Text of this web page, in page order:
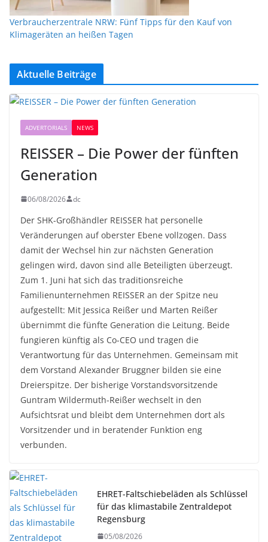
Verbraucherzentrale NRW: Fünf Tipps für den Kauf von
Klimageräten an heißen Tagen
Aktuelle Beiträge
ADVERTORIALS NEWS
REISSER – Die Power der fünften
Generation
06/08/2026 dc
Der SHK-Großhändler REISSER hat personelle
Veränderungen auf oberster Ebene vollzogen. Dass
damit der Wechsel hin zur nächsten Generation
gelingen wird, davon sind alle Beteiligten überzeugt.
Zum 1. Juni hat sich das traditionsreiche
Familienunternehmen REISSER an der Spitze neu
aufgestellt: Mit Jessica Reißer und Marten Reißer
übernimmt die fünfte Generation die Leitung. Beide
fungieren künftig als Co-CEO und tragen die
Verantwortung für das Unternehmen. Gemeinsam mit
dem Vorstand Alexander Bruggner bilden sie eine
Dreierspitze. Der bisherige Vorstandsvorsitzende
Guntram Wildermuth-Reißer wechselt in den
Aufsichtsrat und bleibt dem Unternehmen dort als
Vorsitzender und in beratender Funktion eng
verbunden.
EHRET-Faltschiebeläden als Schlüssel
für das klimastabile Zentraldepot
Regensburg
05/08/2026